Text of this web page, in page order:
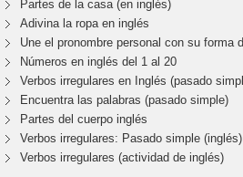
Partes de la casa (en inglés)
Adivina la ropa en inglés
Une el pronombre personal con su forma
Números en inglés del 1 al 20
Verbos irregulares en Inglés (pasado
Encuentra las palabras (pasado simple)
Partes del cuerpo inglés
Verbos irregulares: Pasado simple (inglés)
Verbos irregulares (actividad de inglés)